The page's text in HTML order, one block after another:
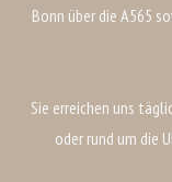
Bonn über die A565
Sie erreichen uns
oder rund um die